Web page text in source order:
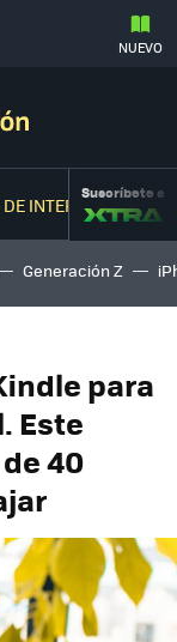
NUEVO
INTERNETSuscríbete a
Generación Z
para
Este
40